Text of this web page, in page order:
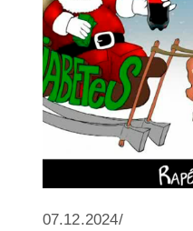
07.12.2024/